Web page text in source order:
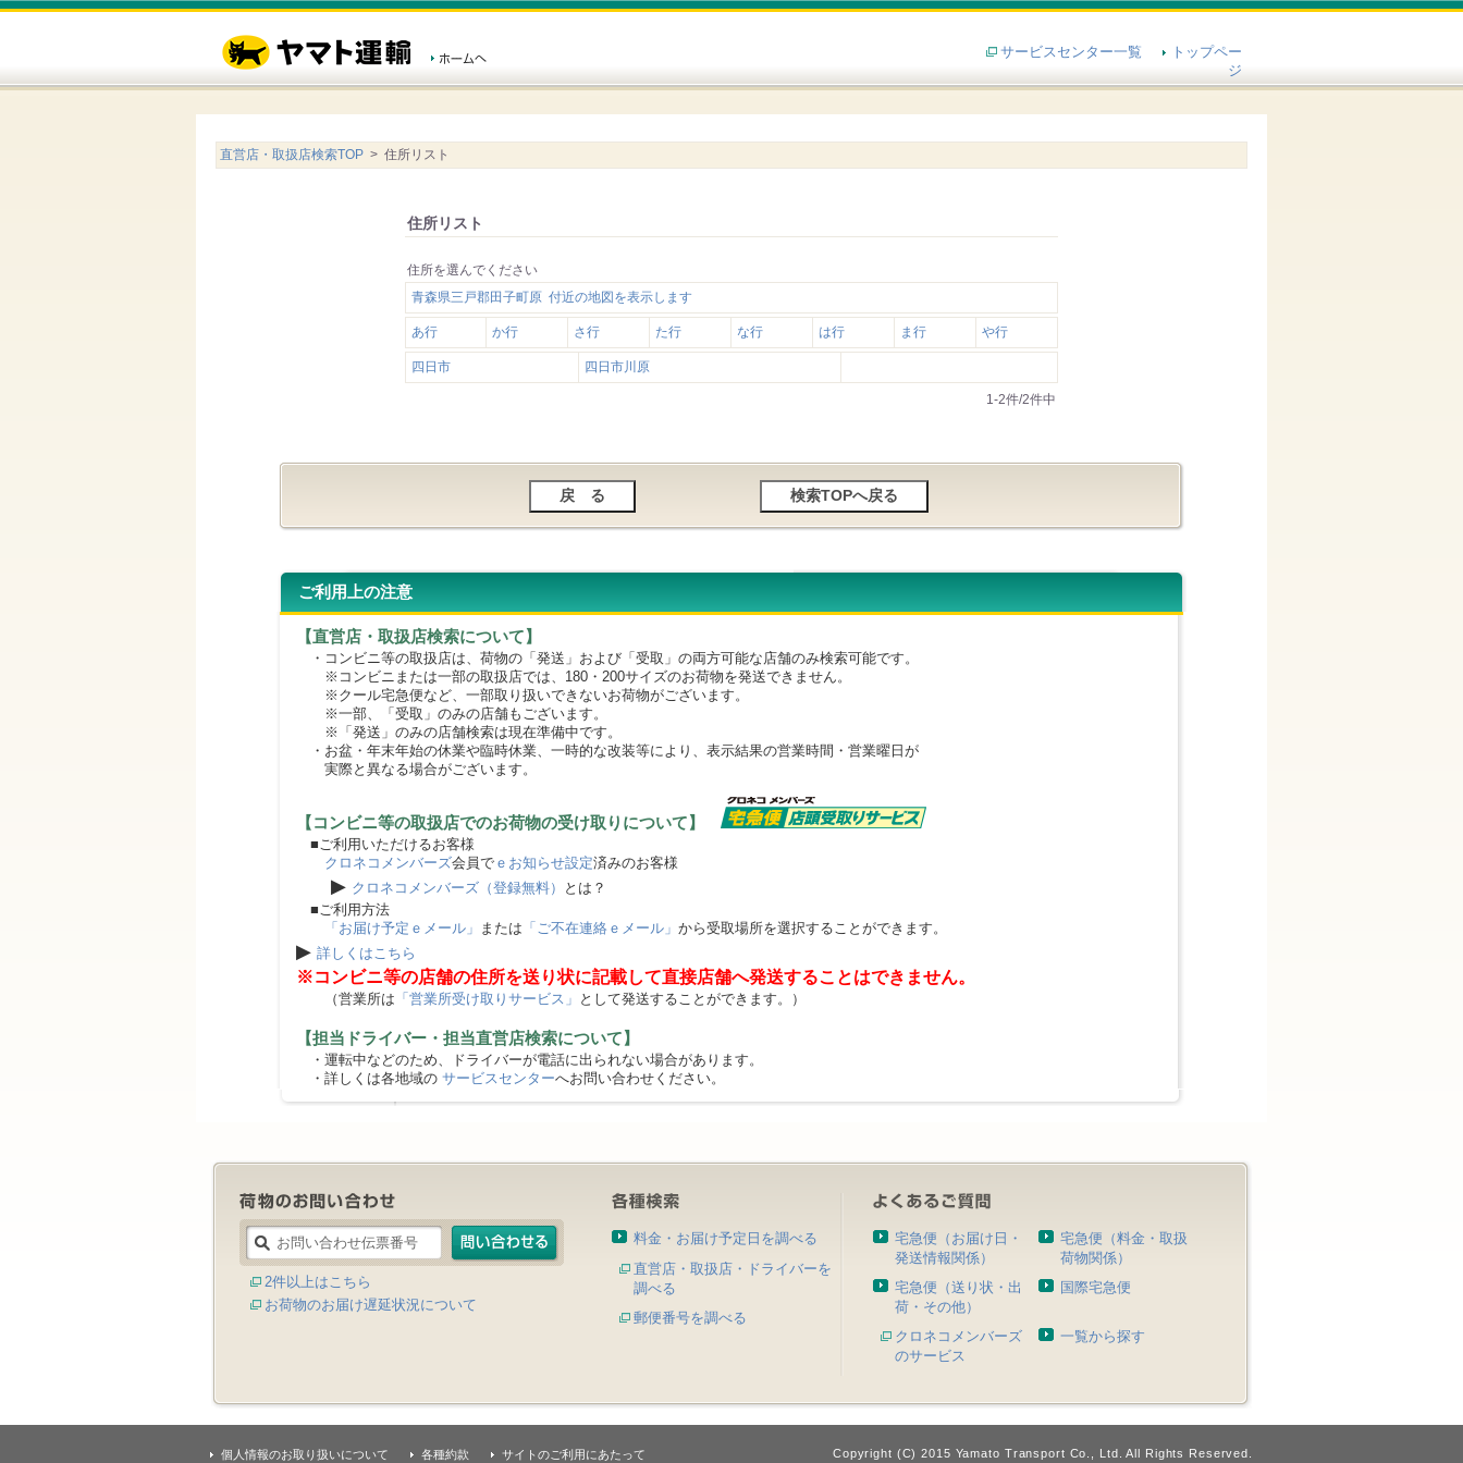
サービスセンター一覧
トップペー
ジ
直営店・取扱店検索TOP > 住所リスト
住所リスト
住所を選んでください
青森県三戸郡田子町原 付近の地図を表示します
あ行 か行 さ行 た行 な行 は行 ま行 や行
四日市 四日市川原
1-2件/2件中
ご利用上の注意
【直営店・取扱店検索について】
・コンビニ等の取扱店は、荷物の「発送」および「受取」の両方可能な店舗のみ検索可能です。
※コンビニまたは一部の取扱店では、180・200サイズのお荷物を発送できません。
※クール宅急便など、一部取り扱いできないお荷物がございます。
※一部、「受取」のみの店舗もございます。
※「発送」のみの店舗検索は現在準備中です。
・お盆・年末年始の休業や臨時休業、一時的な改装等により、表示結果の営業時間・営業曜日が
実際と異なる場合がございます。
【コンビニ等の取扱店でのお荷物の受け取りについて】
■ご利用いただけるお客様
クロネコメンバーズ会員で ｅお知らせ設定済みのお客様
▶ クロネコメンバーズ（登録無料）
とは？
■ご利用方法
「お届け予定ｅメール」 または 「ご不在連絡ｅメール」 から受取場所を選択することができます。
▶ 詳しくはこちら
※コンビニ等の店舗の住所を送り状に記載して直接店舗へ発送することはできません。
（営業所は 「営業所受け取りサービス」 として発送することができます。）
【担当ドライバー・担当直営店検索について】
・運転中などのため、ドライバーが電話に出られない場合があります。
・詳しくは各地域の サービスセンターへお問い合わせください。
2件以上はこちら
お荷物のお届け遅延状況について
料金・お届け予定日を調べる
直営店・取扱店・ドライバーを
調べる
郵便番号を調べる
宅急便（お届け日・
発送情報関係）
宅急便（料金・取扱
荷物関係）
宅急便（送り状・出
荷・その他）
国際宅急便
クロネコメンバーズ
のサービス
一覧から探す
個人情報のお取り扱いについて 各種約款 サイトのご利用にあたって Copyright (C) 2015 Yamato Transport Co., Ltd. All Rights Reserved.